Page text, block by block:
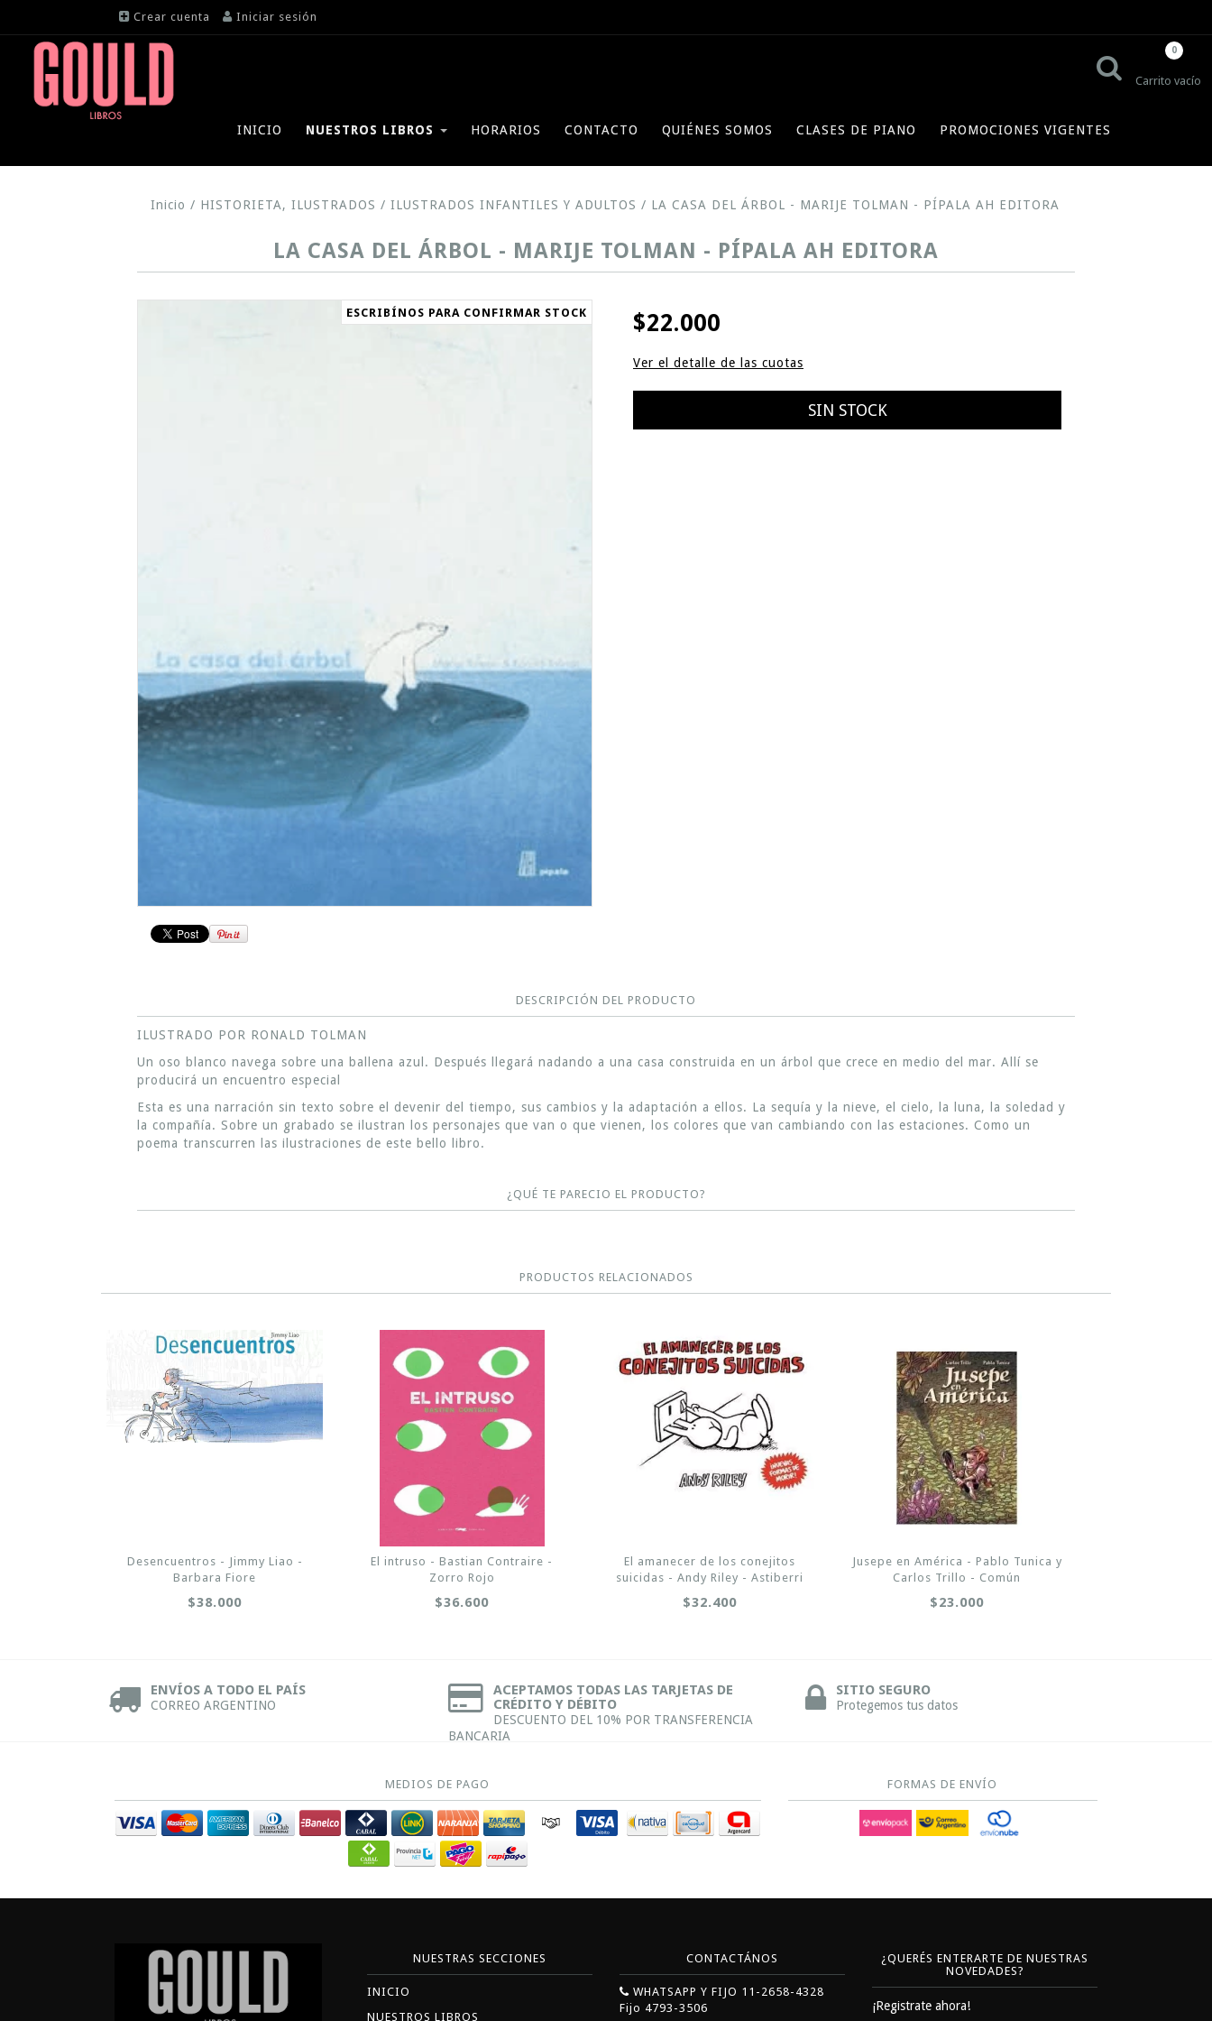
Crear cuenta Iniciar sesión
Carrito vacío
0
INICIO NUESTROS LIBROS HORARIOS CONTACTO QUIÉNES SOMOS CLASES DE PIANO PROMOCIONES VIGENTES
Inicio / HISTORIETA, ILUSTRADOS / ILUSTRADOS INFANTILES Y ADULTOS / LA CASA DEL ÁRBOL - MARIJE TOLMAN - PÍPALA AH EDITORA
LA CASA DEL ÁRBOL - MARIJE TOLMAN - PÍPALA AH EDITORA
ESCRIBÍNOS PARA CONFIRMAR STOCK $22.000
Ver el detalle de las cuotas
DESCRIPCIÓN DEL PRODUCTO
ILUSTRADO POR RONALD TOLMAN
Un oso blanco navega sobre una ballena azul. Después llegará nadando a una casa construida en un árbol que crece en medio del mar. Allí se
producirá un encuentro especial
Esta es una narración sin texto sobre el devenir del tiempo, sus cambios y la adaptación a ellos. La sequía y la nieve, el cielo, la luna, la soledad y
la compañía. Sobre un grabado se ilustran los personajes que van o que vienen, los colores que van cambiando con las estaciones. Como un
poema transcurren las ilustraciones de este bello libro.
¿QUÉ TE PARECIO EL PRODUCTO?
PRODUCTOS RELACIONADOS
Desencuentros - Jimmy Liao -
Barbara Fiore
$38.000
El intruso - Bastian Contraire -
Zorro Rojo
$36.600
El amanecer de los conejitos
suicidas - Andy Riley - Astiberri
$32.400
Jusepe en América - Pablo Tunica y
Carlos Trillo - Común
$23.000
ENVÍOS A TODO EL PAÍS
CORREO ARGENTINO
ACEPTAMOS TODAS LAS TARJETAS DE
CRÉDITO Y DÉBITO
DESCUENTO DEL 10% POR TRANSFERENCIA
BANCARIA
SITIO SEGURO
Protegemos tus datos
MEDIOS DE PAGO FORMAS DE ENVÍO
NUESTRAS SECCIONES
INICIO
NUESTROS LIBROS
CONTACTÁNOS
WHATSAPP Y FIJO 11-2658-4328
Fijo 4793-3506
¿QUERÉS ENTERARTE DE NUESTRAS
NOVEDADES?
¡Registrate ahora!